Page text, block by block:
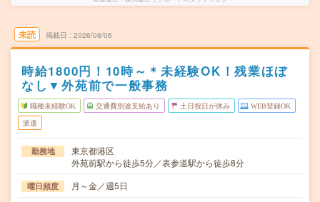
未読 掲載日 2026/08/06
時給1800円！10時～＊未経験OK！残業ほぼ
なし▼外苑前で一般事務
職種未経験OK 交通費別途支給あり 土日祝日が休み WEB登録OK
派遣
勤務地
東京都港区
外苑前駅から徒歩5分／表参道駅から徒歩8分
曜日頻度 月～金／週5日